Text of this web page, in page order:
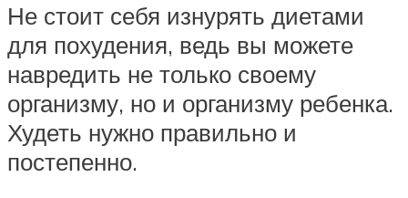
Не стоит себя изнурять диетами
для похудения, ведь вы можете
навредить не только своему
организму, но и организму ребенка.
Худеть нужно правильно и
постепенно.